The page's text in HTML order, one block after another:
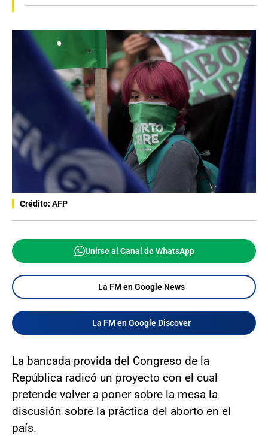
Crédito: AFP
Unirse al Canal de WhatsApp
La FM en Google News
La FM en Google Discover
La bancada provida del Congreso de la
República radicó un proyecto con el cual
pretende volver a poner sobre la mesa la
discusión sobre la práctica del aborto en el
país.